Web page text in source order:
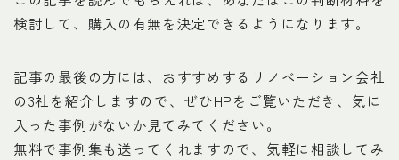
検討して、購入の有無を決定できるようになります。
記事の最後の方には、おすすめするリノベーション会社
の3社を紹介しますので、ぜひHPをご覧いただき、気に
入った事例がないか見てみてください。
無料で事例集も送ってくれますので、気軽に相談してみ